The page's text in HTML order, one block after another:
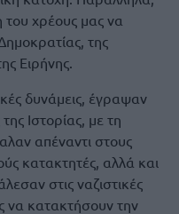
του χρέους μας να
της
Ειρήνης.
δυνάμεις, έγραψαν
Ιστορίας, με τη
απέναντι στους
κατακτητές, αλλά και
στις ναζιστικές
να κατακτήσουν την